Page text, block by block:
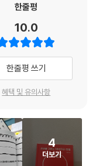
박이도의 첫 그림책이다.
이 책은 “왜 우리는 늘
단순하고 친숙한 사과를
입히고, 모양을 해체하
그림을 그리며 스스로
설렘을 표현하는 도구이
한줄평
10.0
한줄평 쓰기
혜택 및 유의사항
4
더보기